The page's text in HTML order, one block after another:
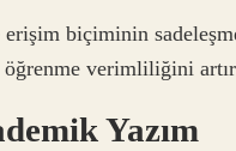
biçiminin
öğrenme verimliliğini
Yazım